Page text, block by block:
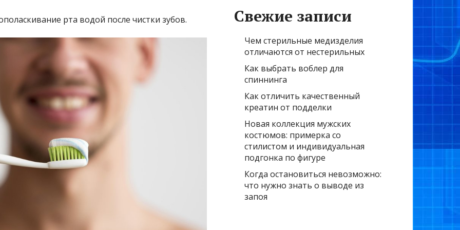
рта водой после чистки зубов. Свежие записи
Чем стерильные медизделия
отличаются от нестерильных
Как выбрать воблер для
спиннинга
Как отличить качественный
креатин от подделки
Новая коллекция мужских
костюмов: примерка со
стилистом и индивидуальная
подгонка по фигуре
Когда остановиться невозможно:
что нужно знать о выводе из
запоя